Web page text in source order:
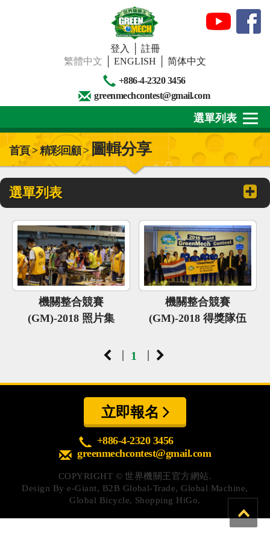
登入
註冊
繁體中文
ENGLISH
简体中文
+886-4-2320 3456
greenmechcontest@gmail.com
關於我們
下載專區
賽事活動
精彩回顧
心得分享
CQ認證
認證題庫
教師認證
認證查詢
認證研習
參賽證明
選單列表
首頁 > 精彩回顧 >圖輯分享
選單列表
機關整合競賽
(GM)-2018 照片集
機關整合競賽
(GM)-2018 得獎隊伍
| 1 |
立即報名
+886-4-2320 3456
greenmechcontest@gmail.com
COPYRIGHT ©世界機關王官方網站.
Design Bye-Giant, B2B Global-Trade,Global Machine,
Global Bicycle, Shopping HiGo.